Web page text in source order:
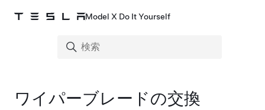
Model X Do It Yourself
ワイパーブレードの交換